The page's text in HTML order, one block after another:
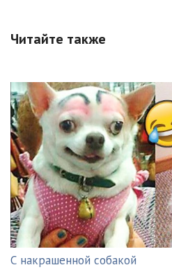
Читайте также
С накрашенной собакой